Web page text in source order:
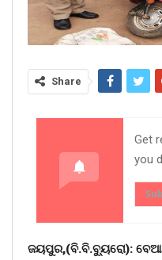
Share
Get
you
ଜୟପୁର,(ବି.ବି.ବୁ୍ୟରୋ):